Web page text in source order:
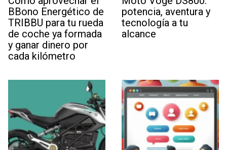
BBono Energético de
TRIBBU para tu rueda
de coche ya formada
y ganar dinero por
cada kilómetro
potencia, aventura y
tecnología a tu
alcance